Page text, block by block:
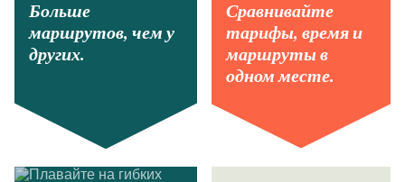
Больше
маршрутов, чем у
других.
Сравнивайте
тарифы, время и
маршруты в
одном месте.